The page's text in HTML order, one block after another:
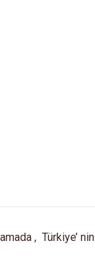
, Türkiye’